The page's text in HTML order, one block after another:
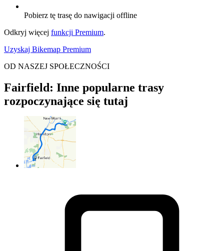
Pobierz tę trasę do nawigacji offline
Odkryj więcej funkcji Premium.
Uzyskaj Bikemap Premium
OD NASZEJ SPOŁECZNOŚCI
Fairfield: Inne popularne trasy
rozpoczynające się tutaj